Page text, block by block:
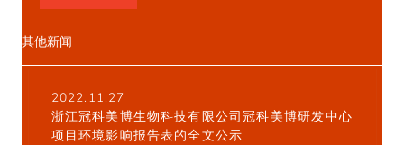
其他新闻
2022.11.27
浙江冠科美博生物科技有限公司冠科美博研发中心
项目环境影响报告表的全文公示